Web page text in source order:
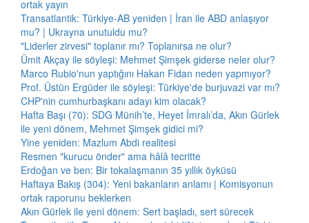
ortak yayın
Transatlantik: Türkiye-AB yeniden | İran ile ABD anlaşıyor
mu? | Ukrayna unutuldu mu?
"Liderler zirvesi" toplanır mı? Toplanırsa ne olur?
Ümit Akçay ile söyleşi: Mehmet Şimşek giderse neler olur?
Marco Rubio'nun yaptığını Hakan Fidan neden yapmıyor?
Prof. Üstün Ergüder ile söyleşi: Türkiye'de burjuvazi var mı?
CHP'nin cumhurbaşkanı adayı kim olacak?
Hafta Başı (70): SDG Münih’te, Heyet İmralı’da, Akın Gürlek
ile yeni dönem, Mehmet Şimşek gidici mi?
Yine yeniden: Mazlum Abdi realitesi
Resmen "kurucu önder" ama hâlâ tecritte
Erdoğan ve ben: Bir tokalaşmanın 35 yıllık öyküsü
Haftaya Bakış (304): Yeni bakanların anlamı | Komisyonun
ortak raporunu beklerken
Akın Gürlek ile yeni dönem: Sert başladı, sert sürecek